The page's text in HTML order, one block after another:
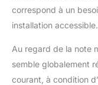
correspond à un
installation accessible.
Au regard de la note
semble globalement
courant, à condition